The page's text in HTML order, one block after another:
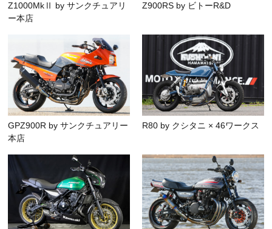
Z1000MkⅡ by サンクチュアリ
ー本店
Z900RS by ビトーR&D
GPZ900R by サンクチュアリー
本店
R80 by クシタニ × 46ワークス